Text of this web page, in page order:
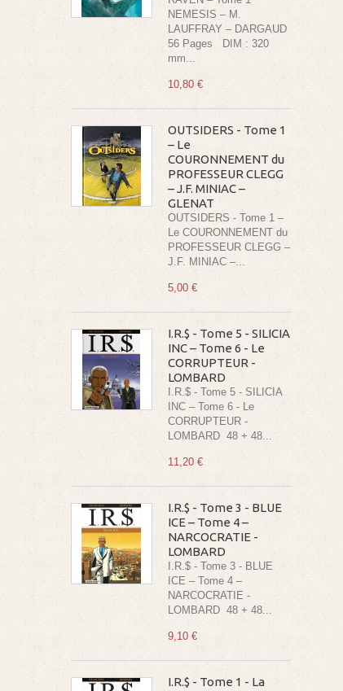
NEMESIS – M.
LAUFFRAY – DARGAUD
56 Pages DIM : 320
mm...
10,80 €
OUTSIDERS - Tome 1
– Le
COURONNEMENT du
PROFESSEUR CLEGG
– J.F. MINIAC –
GLENAT
OUTSIDERS - Tome 1 –
Le COURONNEMENT du
PROFESSEUR CLEGG –
J.F. MINIAC –...
5,00 €
I.R.$ - Tome 5 - SILICIA
INC – Tome 6 - Le
CORRUPTEUR -
LOMBARD
I.R.$ - Tome 5 - SILICIA
INC – Tome 6 - Le
CORRUPTEUR -
LOMBARD 48 + 48...
11,20 €
I.R.$ - Tome 3 - BLUE
ICE – Tome 4 –
NARCOCRATIE -
LOMBARD
I.R.$ - Tome 3 - BLUE
ICE – Tome 4 –
NARCOCRATIE -
LOMBARD 48 + 48...
9,10 €
I.R.$ - Tome 1 - La